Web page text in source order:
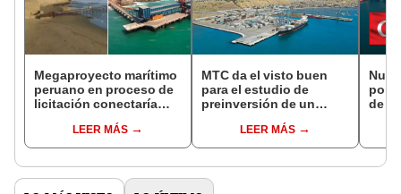
Megaproyecto marítimo
peruano en proceso de
licitación conectaría
grande de Brasil: no es
el puerto de Corío
LEER MÁS
MTC da el visto buen
para el estudio de
preinversión de un
buscará reducir los
costos de transporte y
competitividad logística
LEER MÁS
de